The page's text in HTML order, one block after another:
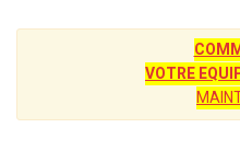
VOTRE